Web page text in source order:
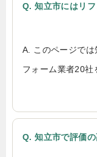
Q. 知立市にはリ
A. このページでは
フォーム業者20社
Q. 知立市で評価